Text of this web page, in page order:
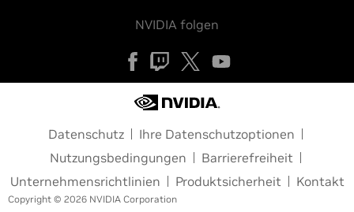
NVIDIA folgen
Datenschutz
Ihre Datenschutzoptionen
Nutzungsbedingungen
Barrierefreiheit
Unternehmensrichtlinien
Produktsicherheit Kontakt
Copyright © 2026 NVIDIA Corporation